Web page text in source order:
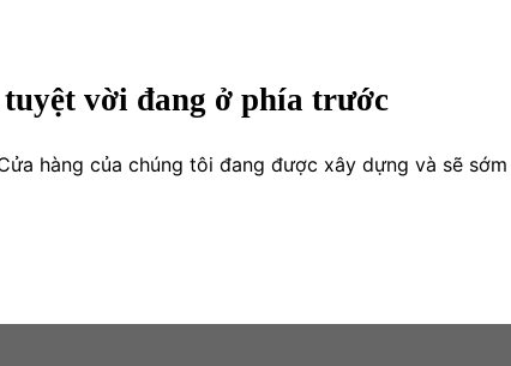
vời đang ở phía trước
hàng của chúng tôi đang được xây dựng và sẽ sớm